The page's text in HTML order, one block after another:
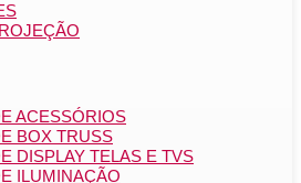
ACESSÓRIOS
BOX TRUSS
DISPLAY TELAS E TVS
ILUMINAÇÃO